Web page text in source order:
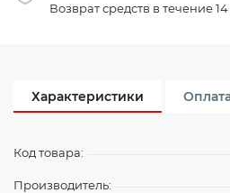
Возврат средств в течение
Характеристики
Код товара:
Производитель: